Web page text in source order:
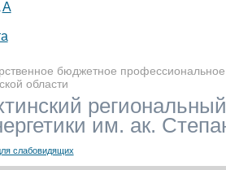
A
бюджетное
области
им. ак.
слабовидящих